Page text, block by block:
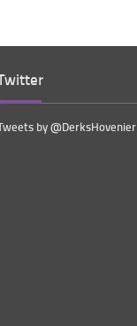
by @DerksHovenier